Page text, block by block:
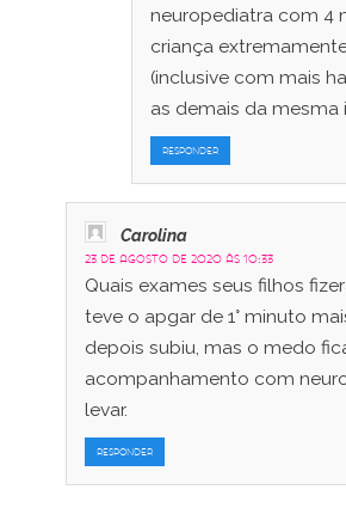
neuropediatra com 4
criança
(inclusive com mais
as demais da mesma
RESPONDER
Carolina
23 de agosto de 2020 às 10:33
Quais exames seus filhos
teve o apgar de 1° minuto
depois subiu, mas o medo
acompanhamento com
levar.
RESPONDER